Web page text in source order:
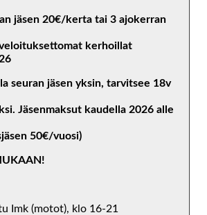
jäsen 20€/kerta tai 3 ajokerran
kerhoillat
seuran jäsen yksin, tarvitsee 18v
Jäsenmaksut kaudella 2026 alle
50€/vuosi)
Imk (motot), klo 16-21